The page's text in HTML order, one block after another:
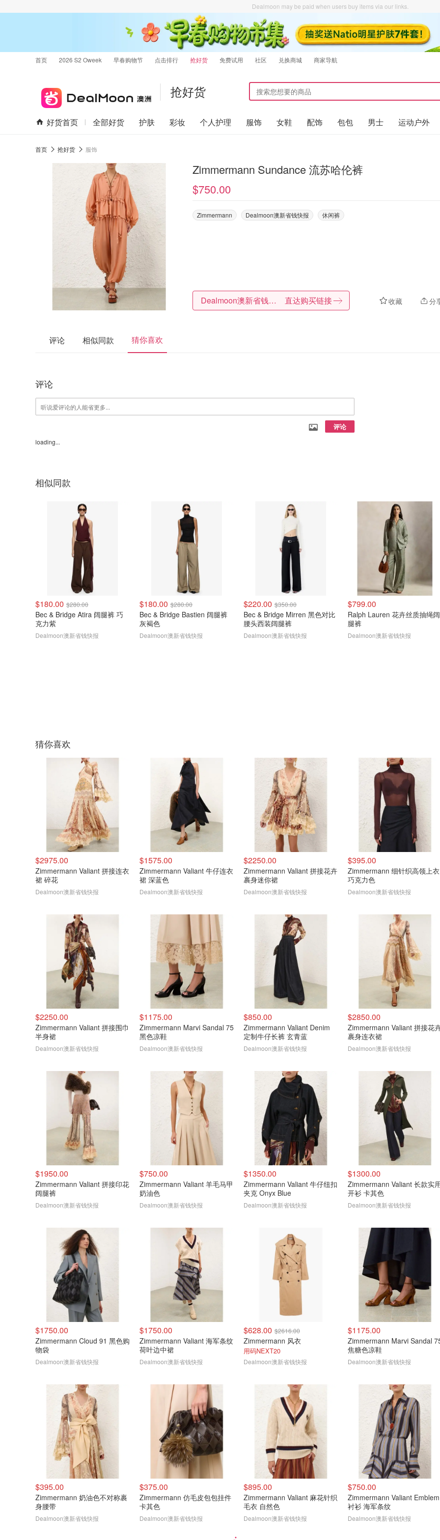
Dealmoon may be paid when users buy items via our links.
首页 2026 S2 Oweek 早春购物节 点击排行 抢好货 免费试用 社区 兑换商城 商家导航
抢好货
好货首页 全部好货 护肤 彩妆 个人护理 服饰 女鞋 配饰 包包 男士 运动户外
首页 抢好货 服饰
Zimmermann Sundance 流苏哈伦裤
$750.00
Zimmermann Dealmoon澳新省钱快报 休闲裤
收藏 分
Dealmoon澳新省钱快报 直达购买链接
评论 相似同款 猜你喜欢
评论
评论
loading...
相似同款
$180.00 $280.00
Bec & Bridge Atira 阔腿裤 巧
克力紫
Dealmoon澳新省钱快报
$180.00 $280.00
Bec & Bridge Bastien 阔腿裤
灰褐色
Dealmoon澳新省钱快报
$220.00 $350.00
Bec & Bridge Mirren 黑色对比
腰头西装阔腿裤
Dealmoon澳新省钱快报
$799.00
Ralph Lauren 花卉丝质抽绳阔
腿裤
Dealmoon澳新省钱快报
猜你喜欢
$2975.00
Zimmermann Valiant 拼接连衣
裙 碎花
Dealmoon澳新省钱快报
$1575.00
Zimmermann Valiant 牛仔连衣
裙 深蓝色
Dealmoon澳新省钱快报
$2250.00
Zimmermann Valiant 拼接花卉
裹身迷你裙
Dealmoon澳新省钱快报
$395.00
Zimmermann 细针织高领上衣
巧克力色
Dealmoon澳新省钱快报
$2250.00
Zimmermann Valiant 拼接围巾
半身裙
Dealmoon澳新省钱快报
$1175.00
Zimmermann Marvi Sandal 75
黑色凉鞋
Dealmoon澳新省钱快报
$850.00
Zimmermann Valiant Denim
定制牛仔长裤 玄青蓝
Dealmoon澳新省钱快报
$2850.00
Zimmermann Valiant 拼接花
裹身连衣裙
Dealmoon澳新省钱快报
$1950.00
Zimmermann Valiant 拼接印花
阔腿裤
Dealmoon澳新省钱快报
$750.00
Zimmermann Valiant 羊毛马甲
奶油色
Dealmoon澳新省钱快报
$1350.00
Zimmermann Valiant 牛仔纽扣
夹克 Onyx Blue
Dealmoon澳新省钱快报
$1300.00
Zimmermann Valiant 长款实
开衫 卡其色
Dealmoon澳新省钱快报
$1750.00
Zimmermann Cloud 91 黑色购
物袋
Dealmoon澳新省钱快报
$1750.00
Zimmermann Valiant 海军条纹
荷叶边中裙
Dealmoon澳新省钱快报
$628.00 $2616.00
Zimmermann 风衣
用码NEXT20
Dealmoon澳新省钱快报
$1175.00
Zimmermann Marvi Sandal
焦糖色凉鞋
Dealmoon澳新省钱快报
$395.00
Zimmermann 奶油色不对称裹
身腰带
Dealmoon澳新省钱快报
$375.00
Zimmermann 仿毛皮包包挂件
卡其色
Dealmoon澳新省钱快报
$895.00
Zimmermann Valiant 麻花针织
毛衣 自然色
Dealmoon澳新省钱快报
$750.00
Zimmermann Valiant Emblem
衬衫 海军条纹
Dealmoon澳新省钱快报